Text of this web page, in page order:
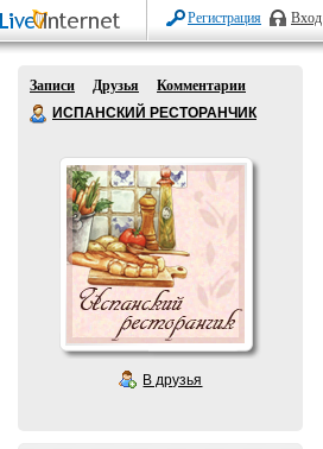
Регистрация Вход
Записи Друзья
Комментарии
ИСПАНСКИЙ РЕСТОРАНЧИК
В друзья